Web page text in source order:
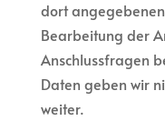
dort
Bearbeitung der
Anschlussfragen
Daten geben wir
weiter.